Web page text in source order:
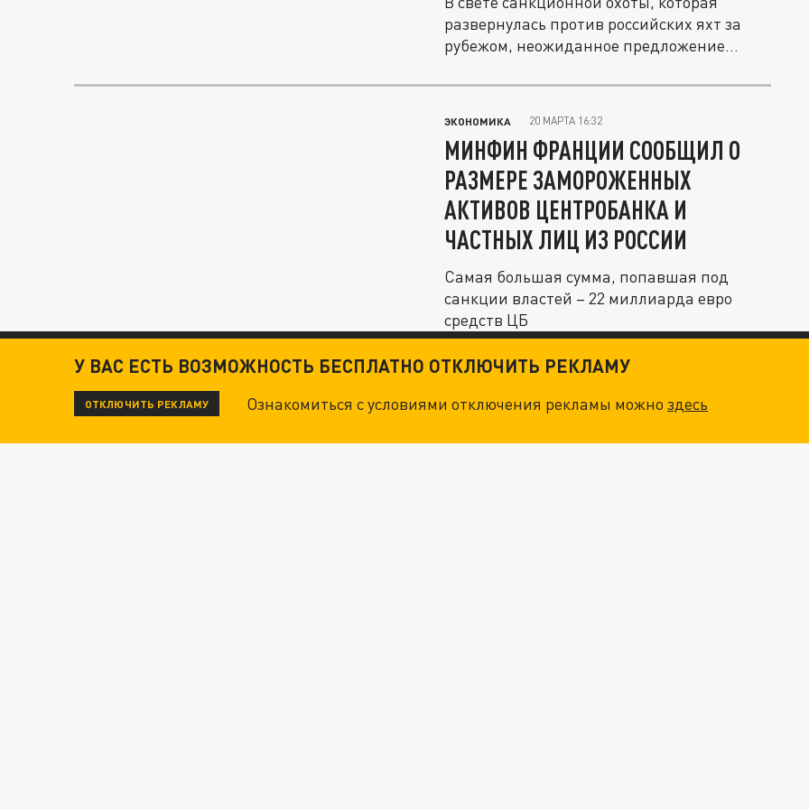
развернулась против российских яхт за
рубежом, неожиданное предложение...
ЭКОНОМИКА 20 МАРТА 16:32
МИНФИН ФРАНЦИИ СООБЩИЛ О
РАЗМЕРЕ ЗАМОРОЖЕННЫХ
АКТИВОВ ЦЕНТРОБАНКА И
ЧАСТНЫХ ЛИЦ ИЗ РОССИИ
Самая большая сумма, попавшая под
санкции властей – 22 миллиарда евро
средств ЦБ
У ВАС ЕСТЬ ВОЗМОЖНОСТЬ БЕСПЛАТНО ОТКЛЮЧИТЬ РЕКЛАМУ
ОТКЛЮЧИТЬ РЕКЛАМУ Ознакомиться с условиями отключения рекламы можноздесь